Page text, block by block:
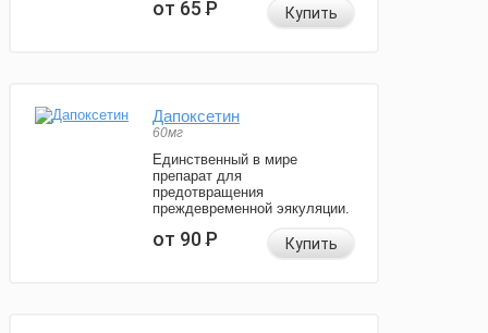
от 65Р Купить
Дапоксетин
60мг
Единственный в мире
препарат для
предотвращения
преждевременной эякуляции.
от 90Р Купить